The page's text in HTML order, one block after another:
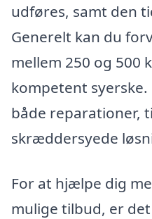
udføres, samt den
Generelt kan du
mellem 250 og 500
kompetent
både reparationer,
skræddersyede
For at hjælpe dig
mulige tilbud, er